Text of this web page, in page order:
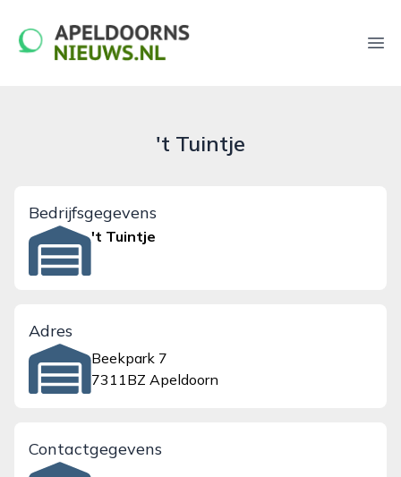
apeldoornsnieuws.nl
't Tuintje
Bedrijfsgegevens
't Tuintje
Adres
Beekpark 7
7311BZ Apeldoorn
Contactgegevens